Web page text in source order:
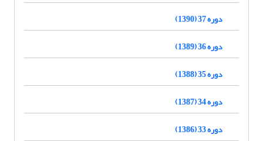
دوره 37 (1390)
دوره 36 (1389)
دوره 35 (1388)
دوره 34 (1387)
دوره 33 (1386)